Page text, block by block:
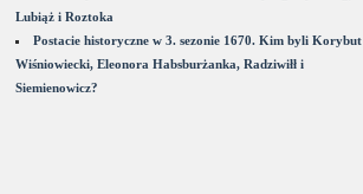
Lubiąż i Roztoka
Postacie historyczne w 3. sezonie 1670. Kim byli Korybut
Wiśniowiecki, Eleonora Habsburżanka, Radziwiłł i
Siemienowicz?